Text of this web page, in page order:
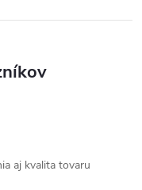
aj kvalita tovaru